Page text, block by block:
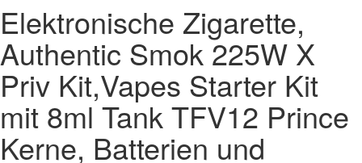
Elektronische Zigarette,
Authentic Smok 225W X
Priv Kit,Vapes Starter Kit
mit 8ml Tank TFV12 Prince
Kerne, Batterien und